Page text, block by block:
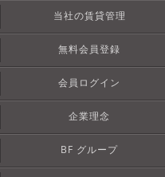
当社の賃貸管理
無料会員登録
会員ログイン
企業理念
BF グループ